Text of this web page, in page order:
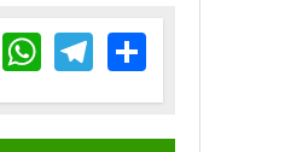
LinkedIn
WhatsApp
Telegram
Share